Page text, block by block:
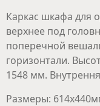
Каркас шкафа для
верхнее под
поперечной
горизонтали.
1548 мм.
Размеры: